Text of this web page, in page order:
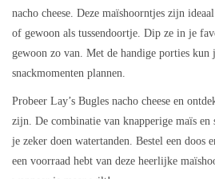
nacho cheese. Deze maïshoorntjes zijn
of gewoon als tussendoortje. Dip ze in je
gewoon zo van. Met de handige porties
snackmomenten plannen.
Probeer Lay’s Bugles nacho cheese en
zijn. De combinatie van knapperige maïs en
je zeker doen watertanden. Bestel een doos
een voorraad hebt van deze heerlijke